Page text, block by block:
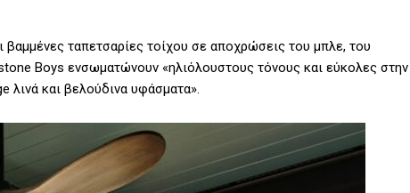
ταπετσαρίες τοίχου σε αποχρώσεις του μπλε, του
Boys ενσωματώνουν «ηλιόλουστους τόνους και εύκολες στην
και βελούδινα υφάσματα».